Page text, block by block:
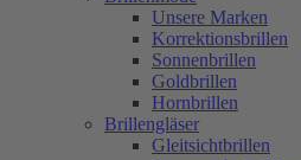
Unsere Marken
Korrektionsbrillen
Sonnenbrillen
Goldbrillen
Hornbrillen
Brillengläser
Gleitsichtbrillen